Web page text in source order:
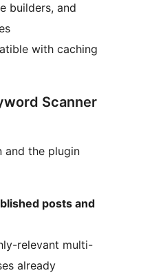
builders, and
with caching
Scanner
and the plugin
posts and
relevant multi-
already